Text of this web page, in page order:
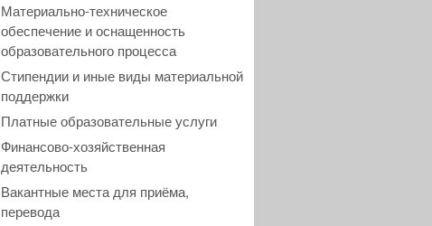
Материально-техническое
обеспечение и оснащенность
образовательного процесса
Стипендии и иные виды материальной
поддержки
Платные образовательные услуги
Финансово-хозяйственная
деятельность
Вакантные места для приёма,
перевода